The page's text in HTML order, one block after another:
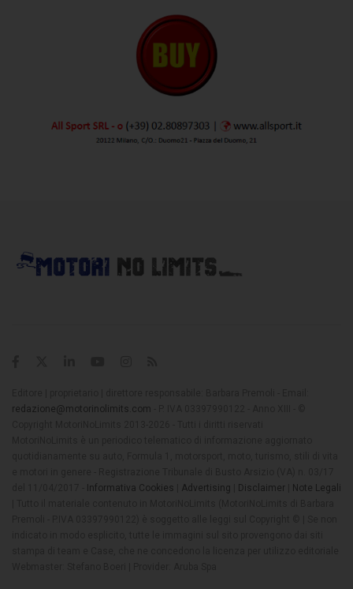
redazione@motorinolimits.com
Informativa Cookies Advertising Disclaimer
Note Legali